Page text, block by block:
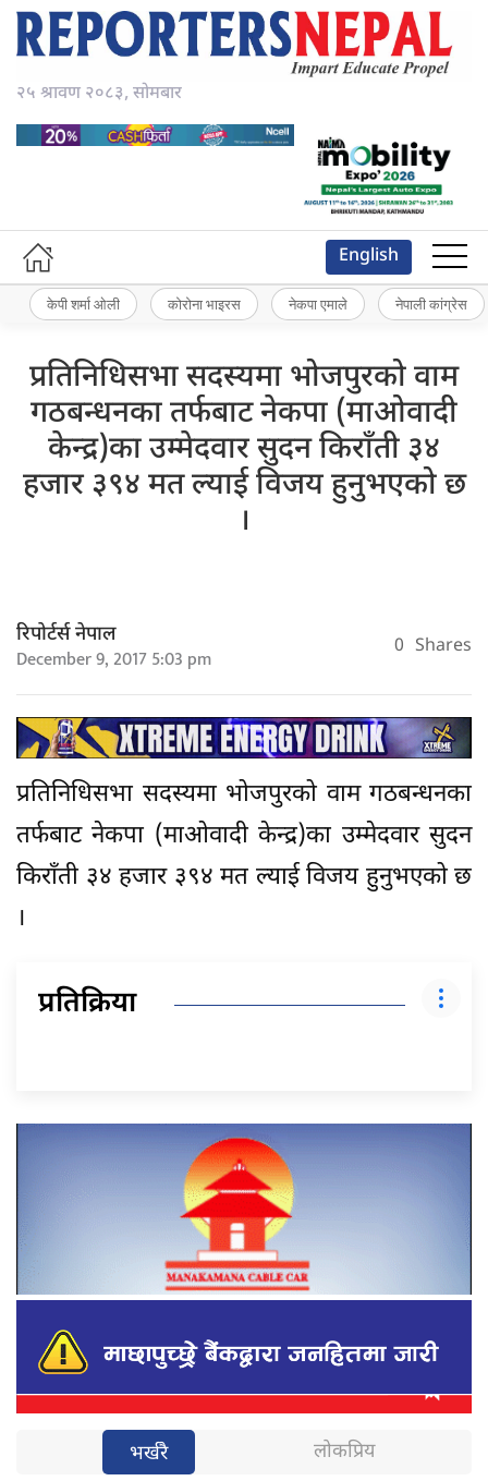
२५ श्रावण २०८३, सोमबार
English
केपी शर्मा ओली कोरोना भाइरस नेकपा एमाले नेपाली कांग्रेस
प्रतिनिधिसभा सदस्यमा भोजपुरको वाम
गठबन्धनका तर्फबाट नेकपा (माओवादी
केन्द्र)का उम्मेदवार सुदन किराँती ३४
हजार ३९४ मत ल्याई विजय हुनुभएको छ
।
रिपोर्टर्स नेपाल
December 9, 2017 5:03 pm 0 Shares
प्रतिनिधिसभा सदस्यमा भोजपुरको वाम गठबन्धनका
तर्फबाट नेकपा (माओवादी केन्द्र)का उम्मेदवार सुदन
किराँती ३४ हजार ३९४ मत ल्याई विजय हुनुभएको छ
।
प्रतिक्रिया
भर्खरै लोकप्रिय